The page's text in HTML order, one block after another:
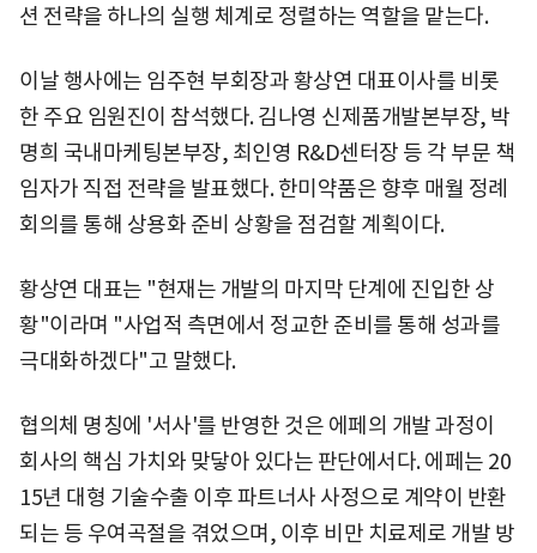
션 전략을 하나의 실행 체계로 정렬하는 역할을 맡는다.
이날 행사에는 임주현 부회장과 황상연 대표이사를 비롯
한 주요 임원진이 참석했다. 김나영 신제품개발본부장, 박
명희 국내마케팅본부장, 최인영 R&D센터장 등 각 부문 책
임자가 직접 전략을 발표했다. 한미약품은 향후 매월 정례
회의를 통해 상용화 준비 상황을 점검할 계획이다.
황상연 대표는 "현재는 개발의 마지막 단계에 진입한 상
황"이라며 "사업적 측면에서 정교한 준비를 통해 성과를
극대화하겠다"고 말했다.
협의체 명칭에 '서사'를 반영한 것은 에페의 개발 과정이
회사의 핵심 가치와 맞닿아 있다는 판단에서다. 에페는 20
15년 대형 기술수출 이후 파트너사 사정으로 계약이 반환
되는 등 우여곡절을 겪었으며, 이후 비만 치료제로 개발 방